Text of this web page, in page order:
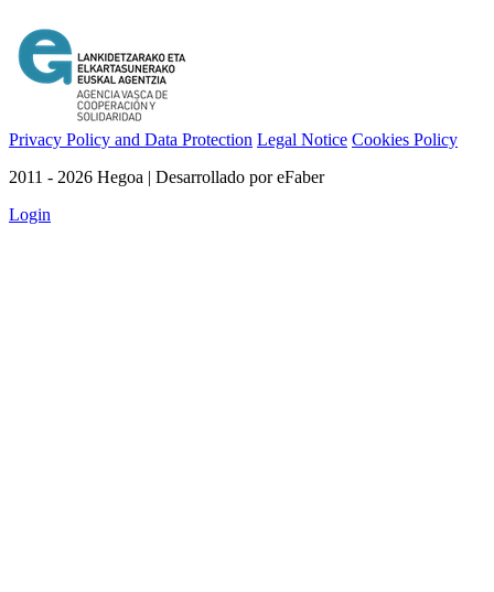
Privacy Policy and Data Protection Legal Notice Cookies Policy
2011 - 2026 Hegoa | Desarrollado por eFaber
Login